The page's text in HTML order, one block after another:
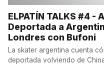
ELPATÍN TALKS #4 -
Deportada a
Londres con Bufoni
La skater argentina cuenta
deportada volviendo de